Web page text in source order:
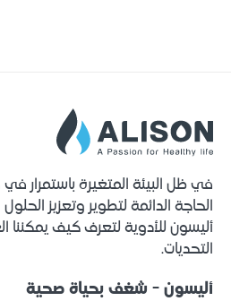
في ظل البيئة المتغيرة باستمرار في
الحاجة الدائمة لتطوير وتعزيز
أليسون للأدوية لتعرف كيف
التحديات.
أليسون - شغف بحياة صحية